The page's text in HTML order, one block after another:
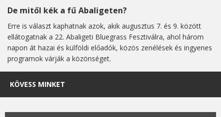
De mitől kék a fű Abaligeten?
Erre is választ kaphatnak azok, akik augusztus 7. és 9. között
ellátogatnak a 22. Abaligeti Bluegrass Fesztiválra, ahol három
napon át hazai és külföldi előadók, közös zenélések és ingyenes
programok várják a közönséget.
KÖVESS MINKET